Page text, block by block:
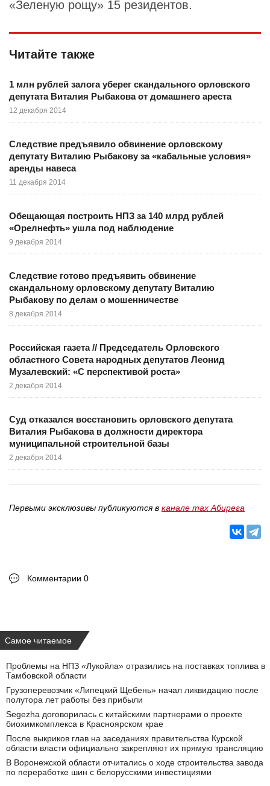
«Зеленую рощу» 15 резидентов.
Читайте также
1 млн рублей залога уберег скандального орловского
депутата Виталия Рыбакова от домашнего ареста
12 декабря 2014
Следствие предъявило обвинение орловскому
депутату Виталию Рыбакову за «кабальные условия»
аренды навеса
11 декабря 2014
Обещающая построить НПЗ за 140 млрд рублей
«Орелнефть» ушла под наблюдение
9 декабря 2014
Следствие готово предъявить обвинение
скандальному орловскому депутату Виталию
Рыбакову по делам о мошенничестве
8 декабря 2014
Российская газета // Председатель Орловского
областного Совета народных депутатов Леонид
Музалевский: «С перспективой роста»
2 декабря 2014
Суд отказался восстановить орловского депутата
Виталия Рыбакова в должности директора
муниципальной строительной базы
2 декабря 2014
Первыми эксклюзивы публикуются в канале max Абирега
Комментарии 0
Самое читаемое
Проблемы на НПЗ «Лукойла» отразились на поставках топлива в
Тамбовской области
Грузоперевозчик «Липецкий Щебень» начал ликвидацию после
полутора лет работы без прибыли
Segezha договорилась с китайскими партнерами о проекте
биохимкомплекса в Красноярском крае
После выкриков глав на заседаниях правительства Курской
области власти официально закрепляют их прямую трансляцию
В Воронежской области отчитались о ходе строительства завода
по переработке шин с белорусскими инвестициями